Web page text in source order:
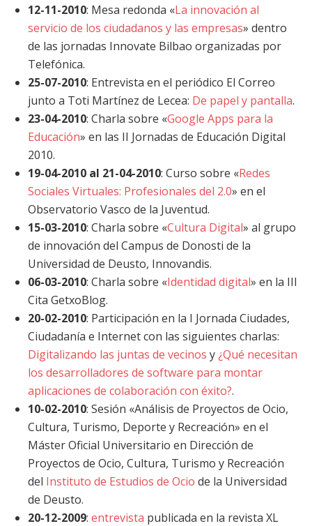
12-11-2010: Mesa redonda «La innovación al
servicio de los ciudadanos y las empresas» dentro
de las jornadas Innovate Bilbao organizadas por
Telefónica.
25-07-2010: Entrevista en el periódico El Correo
junto a Toti Martínez de Lecea: De papel y pantalla.
23-04-2010: Charla sobre «Google Apps para la
Educación» en las II Jornadas de Educación Digital
2010.
19-04-2010 al 21-04-2010: Curso sobre «Redes
Sociales Virtuales: Profesionales del 2.0» en el
Observatorio Vasco de la Juventud.
15-03-2010: Charla sobre «Cultura Digital» al grupo
de innovación del Campus de Donosti de la
Universidad de Deusto, Innovandis.
06-03-2010: Charla sobre «Identidad digital» en la III
Cita GetxoBlog.
20-02-2010: Participación en la I Jornada Ciudades,
Ciudadanía e Internet con las siguientes charlas:
Digitalizando las juntas de vecinos y ¿Qué necesitan
los desarrolladores de software para montar
aplicaciones de colaboración con éxito?.
10-02-2010: Sesión «Análisis de Proyectos de Ocio,
Cultura, Turismo, Deporte y Recreación» en el
Máster Oficial Universitario en Dirección de
Proyectos de Ocio, Cultura, Turismo y Recreación
del Instituto de Estudios de Ocio de la Universidad
de Deusto.
20-12-2009: entrevista publicada en la revista XL